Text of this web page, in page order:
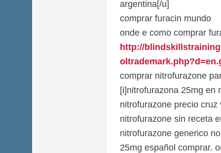
argentina[/u]
comprar furacin mundo
onde e como comprar
http://
comprar nitrofurazone
[i]nitrofurazona 25mg en
nitrofurazone precio cruz
nitrofurazone sin receta
nitrofurazone generico
25mg español comprar.